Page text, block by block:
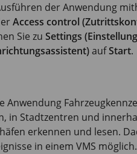
der Anwendung
Access control
Sie zu Settings
aufStart.
Anwendung
in Stadtzentren und
erkennen und lesen.
in einem VMS möglich.